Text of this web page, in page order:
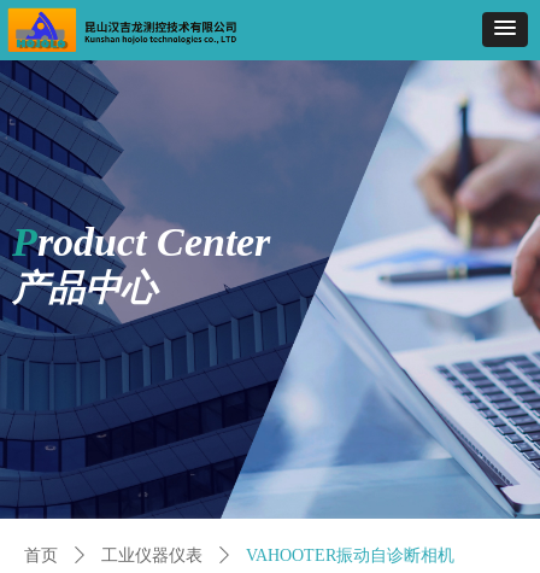
首页 ꄲ 工业仪器仪表 ꄲ VAHOOTER振动自诊断相机
Product Center
产品中心